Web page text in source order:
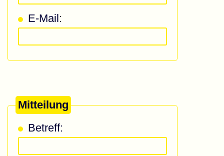
E-Mail:
Mitteilung
Betreff: